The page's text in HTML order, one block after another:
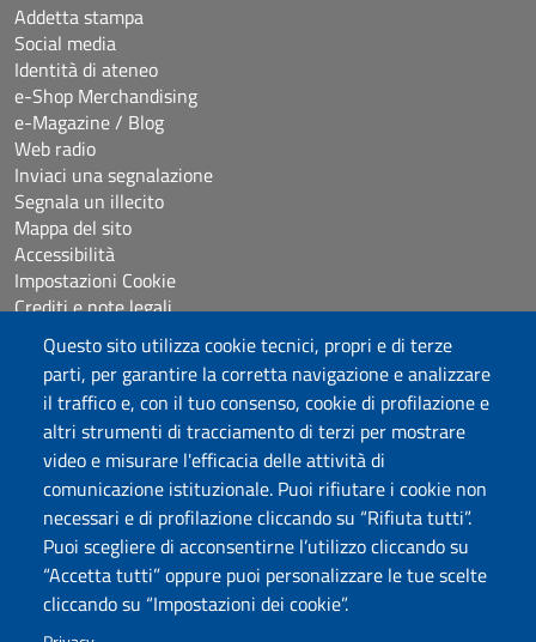
Questo sito utilizza cookie tecnici, propri e di terze
parti, per garantire la corretta navigazione e analizzare
il traffico e, con il tuo consenso, cookie di profilazione e
altri strumenti di tracciamento di terzi per mostrare
video e misurare l'efficacia delle attività di
comunicazione istituzionale. Puoi rifiutare i cookie non
necessari e di profilazione cliccando su “Rifiuta tutti”.
Puoi scegliere di acconsentirne l’utilizzo cliccando su
“Accetta tutti” oppure puoi personalizzare le tue scelte
cliccando su “Impostazioni dei cookie”.
Università degli Studi di Sassari
Piazza Università 21, Sassari
Tel.: 800 882994 (Orientamento studenti)
RETTORE:rettore@uniss.it
PEC:protocollo@pec.uniss.it
URP:urp@uniss.it
Addetta stampa
Social media
Identità di ateneo
e-Shop Merchandising
e-Magazine / Blog
Web radio
Inviaci una segnalazione
Segnala un illecito
Mappa del sito
Accessibilità
Impostazioni Cookie
Crediti e note legali
Seguici su
Chatta con noi